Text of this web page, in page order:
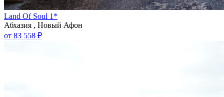
Land Of Soul 1*
Абхазия , Новый Афон
от 83 558 ₽